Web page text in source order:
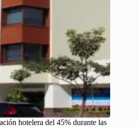
hotelera del 45% durante las